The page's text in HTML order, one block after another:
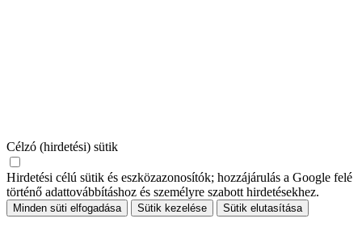
Célzó (hirdetési) sütik
Hirdetési célú sütik és eszközazonosítók; hozzájárulás a Google felé
történő adattovábbításhoz és személyre szabott hirdetésekhez.
Minden süti elfogadása Sütik kezelése Sütik elutasítása